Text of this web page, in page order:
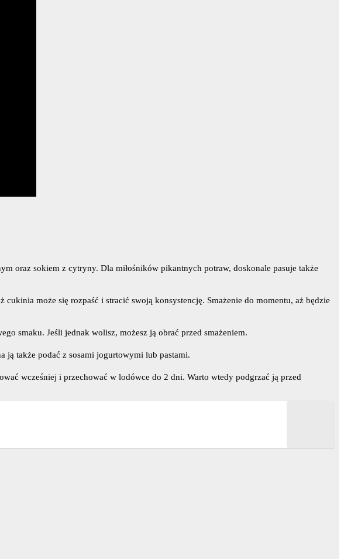
oraz sokiem z cytryny. Dla miłośników pikantnych potraw, doskonale pasuje także
może się rozpaść i stracić swoją konsystencję. Smażenie do momentu, aż będzie
smaku. Jeśli jednak wolisz, możesz ją obrać przed smażeniem.
ją także podać z sosami jogurtowymi lub pastami.
wcześniej i przechować w lodówce do 2 dni. Warto wtedy podgrzać ją przed